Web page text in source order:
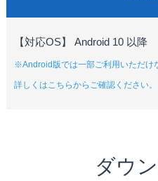
【対応OS】 Android 10 以降
※Android版では一部ご利用いただけ
詳しくはこちらからご確認ください。
ダウ